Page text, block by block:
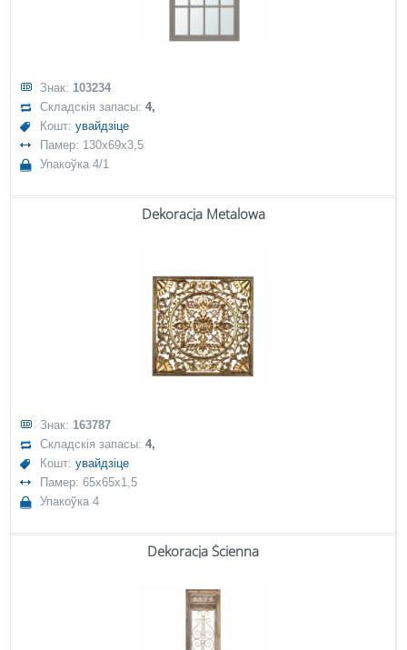
Знак: 103234
Складскія запасы:4,
Кошт:увайдзіце
Памер: 130x69x3,5
Упакоўка 4/1
Dekoracja Metalowa
Знак: 163787
Складскія запасы:4,
Кошт:увайдзіце
Памер: 65x65x1,5
Упакоўка 4
Dekoracja Ścienna